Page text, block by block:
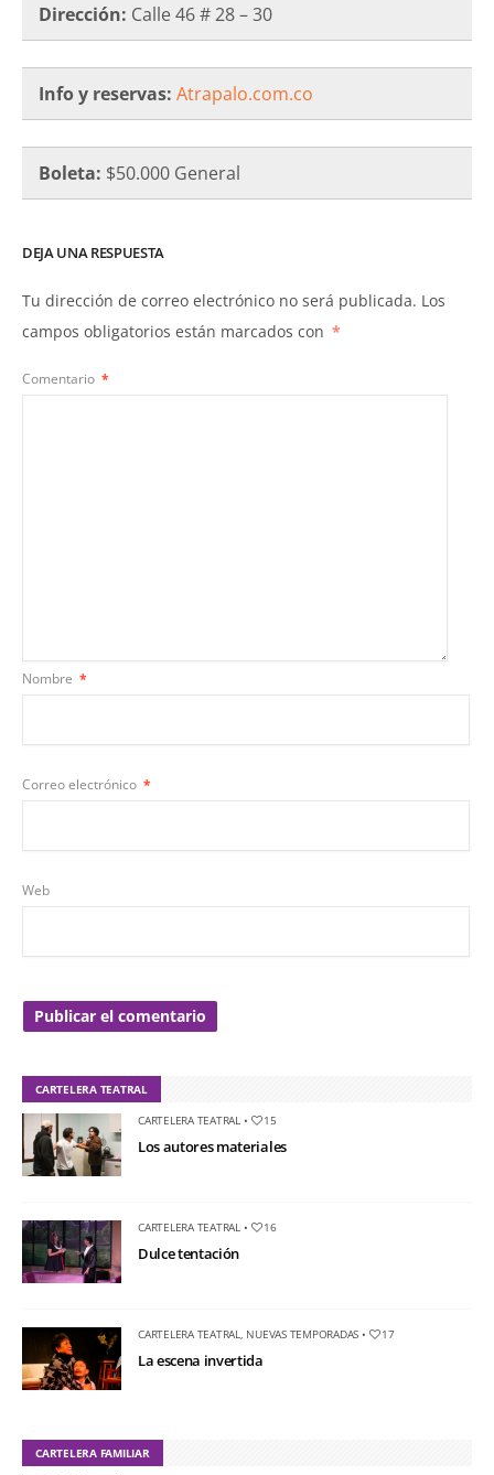
Dirección: Calle 46 # 28 – 30
Info y reservas: Atrapalo.com.co
Boleta: $50.000 General
DEJA UNA RESPUESTA
Tu dirección de correo electrónico no será publicada. Los
campos obligatorios están marcados con *
Comentario *
Nombre *
Correo electrónico *
Web
CARTELERA TEATRAL
CARTELERA TEATRAL• 15
Los autores materiales
CARTELERA TEATRAL• 16
Dulce tentación
CARTELERA TEATRAL, NUEVAS TEMPORADAS • 17
La escena invertida
CARTELERA FAMILIAR